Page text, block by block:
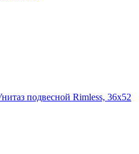
подвесной Rimless, 36x52